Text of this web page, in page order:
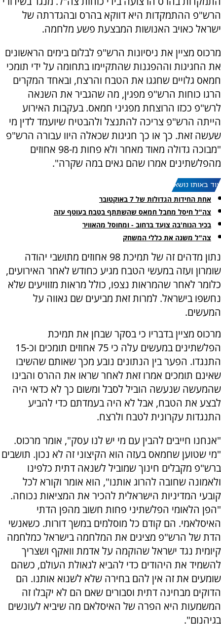
הרש"פ ההתמקדות היא דווקא בהרס ובהגדרתה של
ישראל כאויב האנושות המבצעת פשע מלחמה.
מרכוס מציין את ניסיונות הרש"פ לבלום בימים הראשונים
את החגיגות וההפגנות שהתקיימו בתחומה על ידי תומכי
חמאס גלויים שחגגו את הטבח והרצח, ובאחד המקרים
הרגו כוחות הרש"פ מפגין, מה שהגביר את השנאה
לרש"פ ככזו הרוצחת מפגיני חמאס. בעקבות האירוע
הייתה הרש"פ צריכה להתנצל ולהבטיח שיועמד לדין מי
שעשה זאת. כך או כך חגיגות שכאלה היוו עבורה הרש"פ
"מבוכה גדולה מאוד מאחר ולא פחות מ-98 אחוזים
מהפלשתינים אמרו שהם גאים במה שקרה".
עוד באותו נושא:
אחת החידות הגדולות של 7 באוקטובר
צה"ל חיסל מחבל חמאס שהשתתף בטבח בעוטף עזה
בכיר הנוח'בה צועד ברחוב - ומחוסל מהאוויר
צה"ל משנה את כללי המשחק
נתון מדהים זה של תמיכת 98 אחוזים מתושבי יהודה
שומרון ועזה במעשי הטבח מגיע כחודש לאחר האירועים,
כלומר לאחר שהמראות נצפו, כולל מראות מזוויעים שלא
נחשפו בישראל. למרות זאת מביעים שם גאווה על
המעשים.
מרכוס מציין בדבריו כי בסקר שבחן את תמיכת
הפלשתינים במעשים עלה כי 75 אחוזים תומכים וכ-15
התנגדו. הפער בין הנתונים נובע מכך שאותם שהשיבו
שאינם תומכים אמרו זאת לאחר שראו את ההרס והבינו
שהמעשה שנעשה הוביל לסבל ומשום כך לא כדאי היה
לבצע את הטבח, אבל לא היה בעמדתם כדי להביע
התנגדות עקרונית לטבח ולרצח.
"אנחנו חייבים להבין עם מי יש לנו עסק", אומר מרכוס.
"מי שטוען שחמאס בעזה הוא הקיצוני זה לא נכון. תושבים
ברש"פ מקבלים חינוך שמוביל לשנאה דתית כלפינו
ולאמונה שחובה להרוג אותנו", הוא אומר וקורא לכל
קובעי המדיניות הישראלית להכיר את המציאות נכוחה.
"הפן הלאומי הפלשתיני פחות חשוב מהפן הדתי
האיסלאמי. הם קודם כל מוסלמים במשך דורות. כשאנשי
הדת של הרש"פ מציגים את המלחמה בישראל כמלחמה
קיומית נגד ישראל שהוקמה על אדמת וואקף ושצריך
להשמיד את היהודים כדי להביא לגאולת העולם, כשהם
שומעים את זה אין להם בחירה שלא לשנוא אותנו. הם
הדוקים מבחינה דתית וסבורים שאם הם לא יקבלו זה
המשמעות היא הפרה של האיסלאם מה שיביא לעונשים
בגיהנום".